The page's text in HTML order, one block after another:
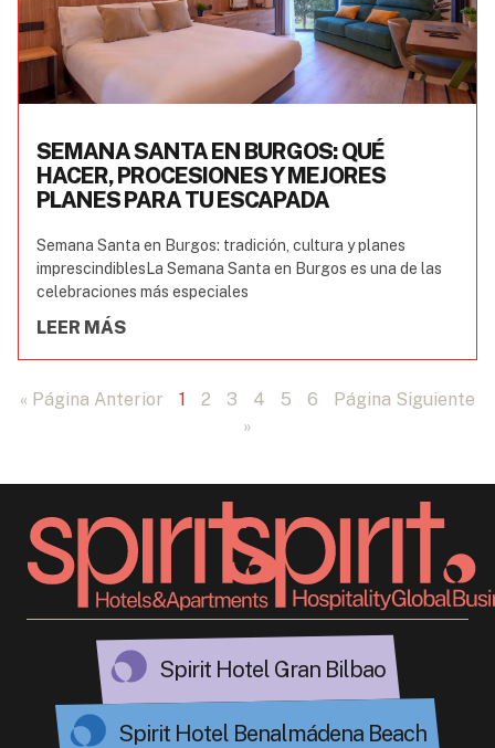
SEMANA SANTA EN BURGOS: QUÉ
HACER, PROCESIONES Y MEJORES
PLANES PARA TU ESCAPADA
Semana Santa en Burgos: tradición, cultura y planes
imprescindiblesLa Semana Santa en Burgos es una de las
celebraciones más especiales
LEER MÁS
« Página Anterior 1 2 3 4 5 6
Página Siguiente
»
Spirit Hotel Gran Bilbao
Spirit Hotel Benalmádena Beach